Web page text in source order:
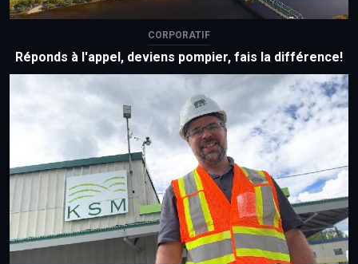
CORPORATIF
Réponds à l'appel, deviens pompier, fais la différence!